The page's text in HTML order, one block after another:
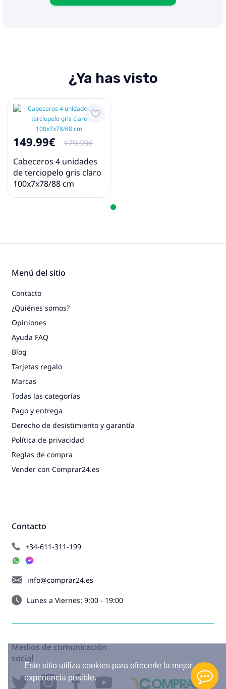
Este sitio utiliza cookies para ofrecerle la mejor
experiencia posible.
¿Ya has visto
149.99€
179.99€
Cabeceros 4 unidades
de terciopelo gris claro
100x7x78/88 cm
Contacto
+34-611-311-199
info@comprar24.es
Lunes a Viernes: 9:00 - 19:00
Menú del sitio
Contacto
¿Quiénes somos?
Opiniones
Ayuda FAQ
Blog
Tarjetas regalo
Marcas
Todas las categorías
Pago y entrega
Derecho de desistimiento y garantía
Política de privacidad
Reglas de compra
Vender con Comprar24.es
Medios de comunicación
social